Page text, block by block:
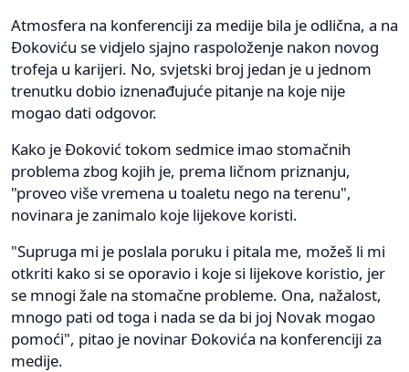
Atmosfera na konferenciji za medije bila je odlična, a na
Đokoviću se vidjelo sjajno raspoloženje nakon novog
trofeja u karijeri. No, svjetski broj jedan je u jednom
trenutku dobio iznenađujuće pitanje na koje nije
mogao dati odgovor.
Kako je Đoković tokom sedmice imao stomačnih
problema zbog kojih je, prema ličnom priznanju,
"proveo više vremena u toaletu nego na terenu",
novinara je zanimalo koje lijekove koristi.
"Supruga mi je poslala poruku i pitala me, možeš li mi
otkriti kako si se oporavio i koje si lijekove koristio, jer
se mnogi žale na stomačne probleme. Ona, nažalost,
mnogo pati od toga i nada se da bi joj Novak mogao
pomoći", pitao je novinar Đokovića na konferenciji za
medije.